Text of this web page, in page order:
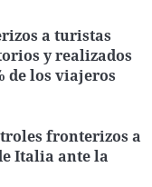
a turistas
y realizados
de los viajeros
fronterizos a
Italia ante la